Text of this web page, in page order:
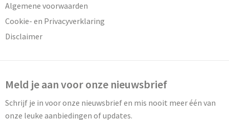
Algemene voorwaarden
Cookie- en Privacyverklaring
Disclaimer
Meld je aan voor onze nieuwsbrief
Schrijf je in voor onze nieuwsbrief en mis nooit meer één van
onze leuke aanbiedingen of updates.